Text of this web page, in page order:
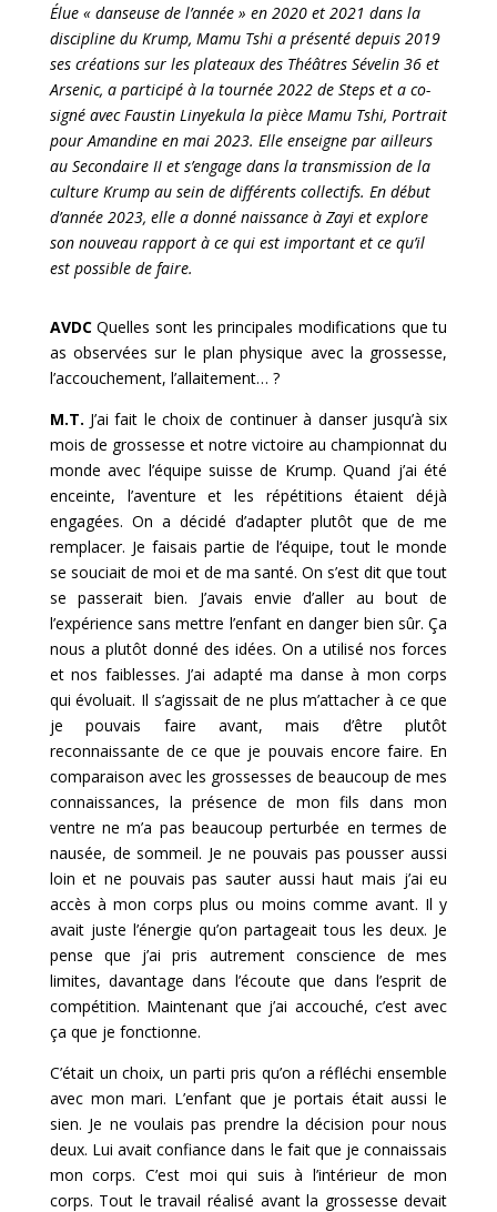
Élue « danseuse de l’année » en 2020 et 2021 dans la
discipline du Krump, Mamu Tshi a présenté depuis 2019
ses créations sur les plateaux des Théâtres Sévelin 36 et
Arsenic, a participé à la tournée 2022 de Steps et a co-
signé avec Faustin Linyekula la pièce Mamu Tshi, Portrait
pour Amandine en mai 2023. Elle enseigne par ailleurs
au Secondaire II et s’engage dans la transmission de la
culture Krump au sein de différents collectifs. En début
d’année 2023, elle a donné naissance à Zayi et explore
son nouveau rapport à ce qui est important et ce qu’il
est possible de faire.
AVDCQuelles sont les principales modifications que tu
as observées sur le plan physique avec la grossesse,
l’accouchement, l’allaitement… ?
M.T. J’ai fait le choix de continuer à danser jusqu’à six
mois de grossesse et notre victoire au championnat du
monde avec l’équipe suisse de Krump. Quand j’ai été
enceinte, l’aventure et les répétitions étaient déjà
engagées. On a décidé d’adapter plutôt que de me
remplacer. Je faisais partie de l’équipe, tout le monde
se souciait de moi et de ma santé. On s’est dit que tout
se passerait bien. J’avais envie d’aller au bout de
l’expérience sans mettre l’enfant en danger bien sûr. Ça
nous a plutôt donné des idées. On a utilisé nos forces
et nos faiblesses. J’ai adapté ma danse à mon corps
qui évoluait. Il s’agissait de ne plus m’attacher à ce que
je pouvais faire avant, mais d’être plutôt
reconnaissante de ce que je pouvais encore faire. En
comparaison avec les grossesses de beaucoup de mes
connaissances, la présence de mon fils dans mon
ventre ne m’a pas beaucoup perturbée en termes de
nausée, de sommeil. Je ne pouvais pas pousser aussi
loin et ne pouvais pas sauter aussi haut mais j’ai eu
accès à mon corps plus ou moins comme avant. Il y
avait juste l’énergie qu’on partageait tous les deux. Je
pense que j’ai pris autrement conscience de mes
limites, davantage dans l’écoute que dans l’esprit de
compétition. Maintenant que j’ai accouché, c’est avec
ça que je fonctionne.
C’était un choix, un parti pris qu’on a réfléchi ensemble
avec mon mari. L’enfant que je portais était aussi le
sien. Je ne voulais pas prendre la décision pour nous
deux. Lui avait confiance dans le fait que je connaissais
mon corps. C’est moi qui suis à l’intérieur de mon
corps. Tout le travail réalisé avant la grossesse devait